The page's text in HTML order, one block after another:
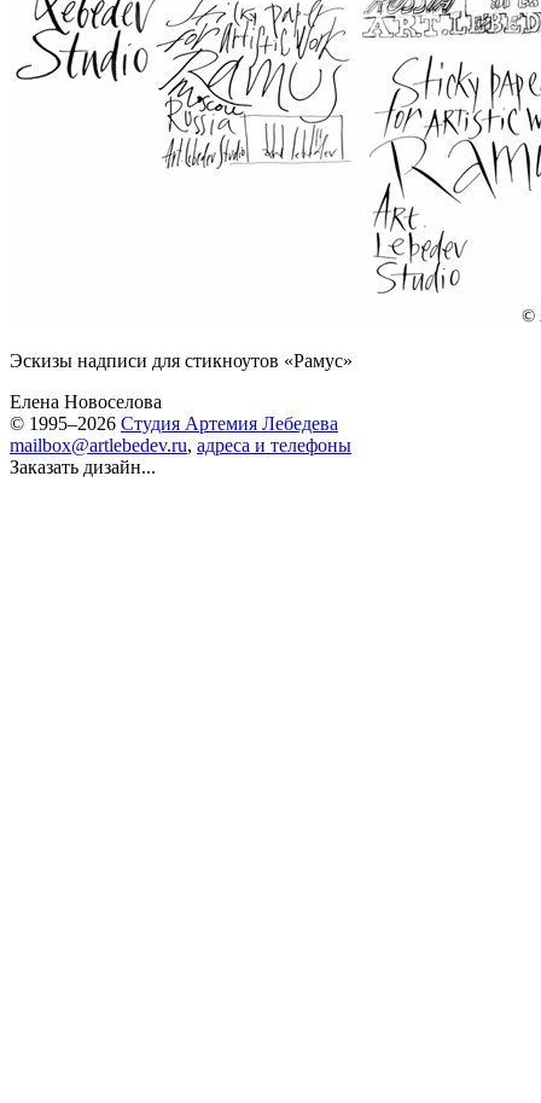
Эскизы надписи для стикноутов «Рамус»
Елена Новоселова
© 1995–2026 Студия Артемия Лебедева
mailbox@artlebedev.ru, адреса и телефоны
Заказать дизайн...